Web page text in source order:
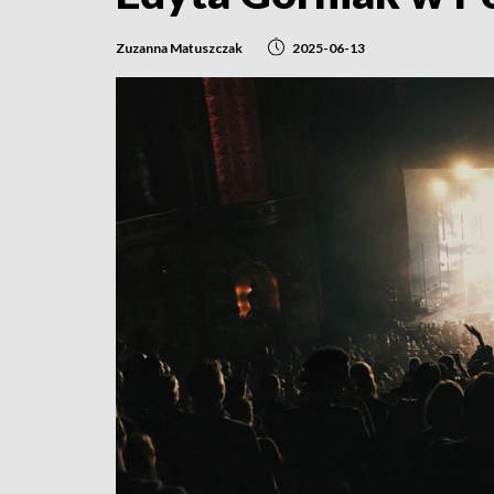
Zuzanna Matuszczak 2025-06-13